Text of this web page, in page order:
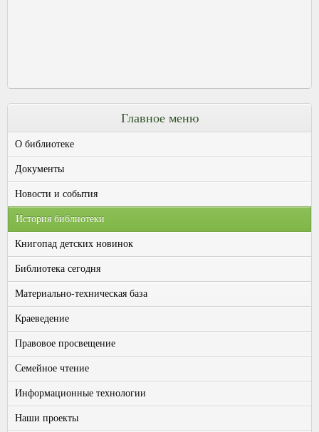
Главное меню
О библиотеке
Документы
Новости и события
История библиотеки
Книгопад детских новинок
Библиотека сегодня
Материально-техническая база
Краеведение
Правовое просвещение
Семейное чтение
Информационные технологии
Наши проекты